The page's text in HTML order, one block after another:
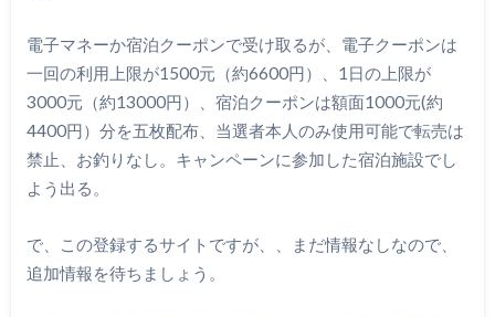
電子マネーか宿泊クーポンで受け取るが、電子クーポンは
一回の利用上限が1500元（約6600円）、1日の上限が
3000元（約13000円）、宿泊クーポンは額面1000元(約
4400円）分を五枚配布、当選者本人のみ使用可能で転売は
禁止、お釣りなし。キャンペーンに参加した宿泊施設でし
よう出る。
で、この登録するサイトですが、、まだ情報なしなので、
追加情報を待ちましょう。